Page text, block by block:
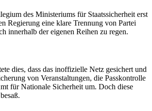
des Ministeriums für Staatssicherheit erst
Regierung eine klare Trennung von Partei
innerhalb der eigenen Reihen zu regen.
dies, dass das inoffizielle Netz gesichert und
von Veranstaltungen, die Passkontrolle
für Nationale Sicherheit um. Doch diese